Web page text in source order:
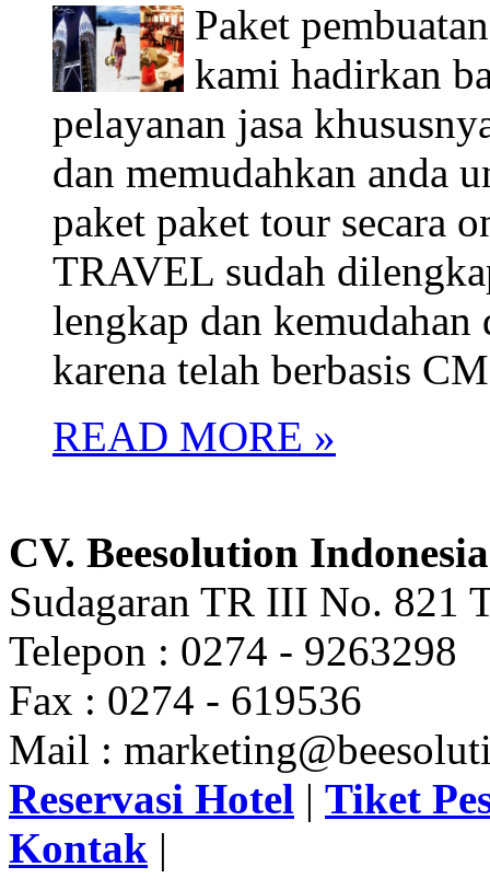
Paket
kami hadirkan
pelayanan jasa
dan memudahkan anda
paket paket tour secara
TRAVEL sudah
lengkap dan
karena telah berbasis
READ MORE »
CV. Beesolution Indonesia
Sudagaran TR III No. 821
Telepon : 0274 - 9263298
Fax : 0274 - 619536
Mail :
Reservasi Hotel | Tiket
Kontak |